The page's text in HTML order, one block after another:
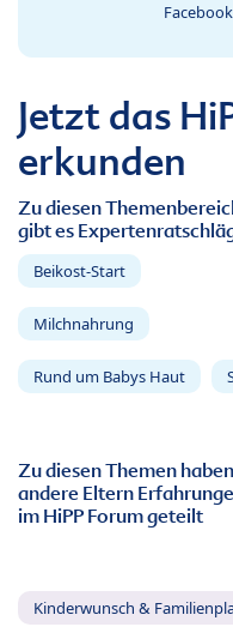
Facebook
Jetzt das
erkunden
Zu diesen
gibt es
Beikost-Start
Milchnahrung
Rund um Babys Haut
Zu diesen Themen haben
andere Eltern
im HiPP Forum geteilt
Kinderwunsch &